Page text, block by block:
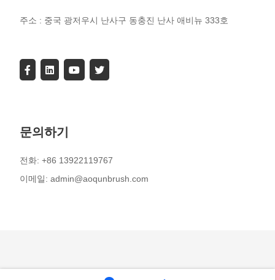
주소 : 중국 광저우시 난사구 동충진 난사 애비뉴 333호
문의하기
전화: +86 13922119767
이메일: admin@aoqunbrush.com